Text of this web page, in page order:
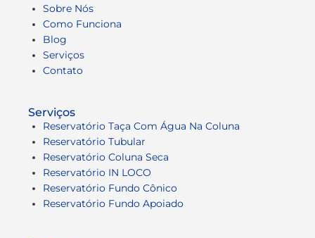
Sobre Nós
Como Funciona
Blog
Serviços
Contato
Serviços
Reservatório Taça Com Água Na Coluna
Reservatório Tubular
Reservatório Coluna Seca
Reservatório IN LOCO
Reservatório Fundo Cônico
Reservatório Fundo Apoiado